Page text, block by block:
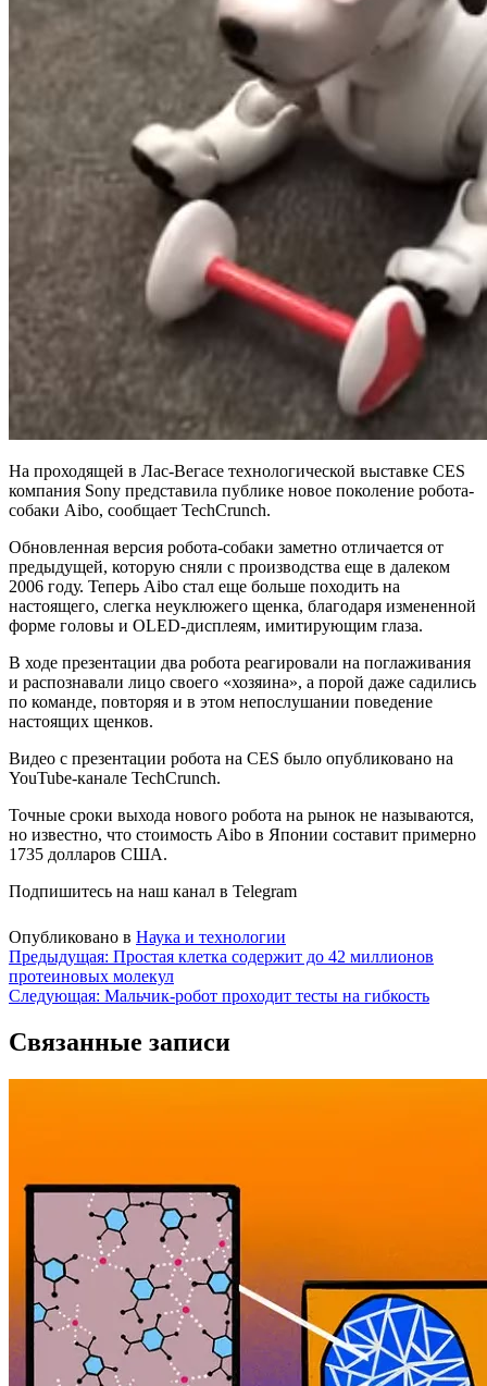
На проходящей в Лас-Вегасе технологической выставке CES
компания Sony представила публике новое поколение робота-
собаки Aibo, сообщает TechCrunch.
Обновленная версия робота-собаки заметно отличается от
предыдущей, которую сняли с производства еще в далеком
2006 году. Теперь Aibo стал еще больше походить на
настоящего, слегка неуклюжего щенка, благодаря измененной
форме головы и OLED-дисплеям, имитирующим глаза.
В ходе презентации два робота реагировали на поглаживания
и распознавали лицо своего «хозяина», а порой даже садились
по команде, повторяя и в этом непослушании поведение
настоящих щенков.
Видео с презентации робота на CES было опубликовано на
YouTube-канале TechCrunch.
Точные сроки выхода нового робота на рынок не называются,
но известно, что стоимость Aibo в Японии составит примерно
1735 долларов США.
Подпишитесь на наш канал в Telegram
Опубликовано в Наука и технологии
Навигация
по
Предыдущая: Простая клетка содержит до 42 миллионов
протеиновых молекул
Следующая: Мальчик-робот проходит тесты на гибкость
Связанные записи